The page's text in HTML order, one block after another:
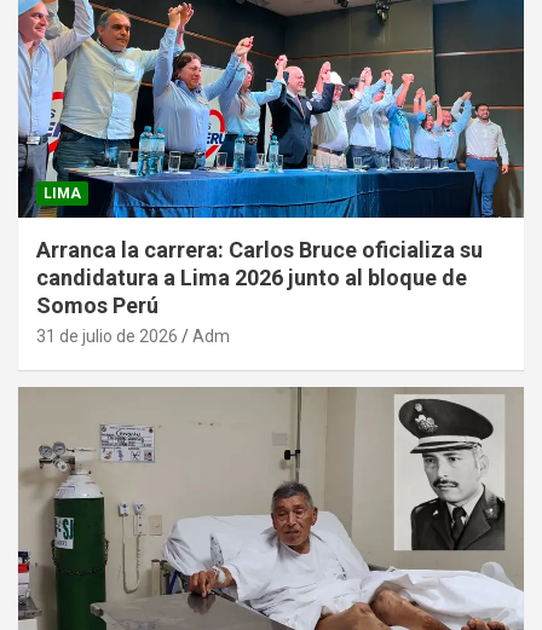
LIMA
Arranca la carrera: Carlos Bruce oficializa su
candidatura a Lima 2026 junto al bloque de
Somos Perú
31 de julio de 2026 Adm